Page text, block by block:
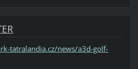
tatralandia.cz/news/a3d-golf-